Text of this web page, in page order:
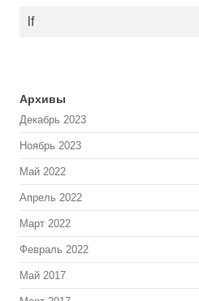
lf
Архивы
Декабрь 2023
Ноябрь 2023
Май 2022
Апрель 2022
Март 2022
Февраль 2022
Май 2017